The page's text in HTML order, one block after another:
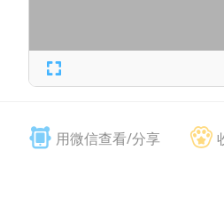
用微信查看/分享